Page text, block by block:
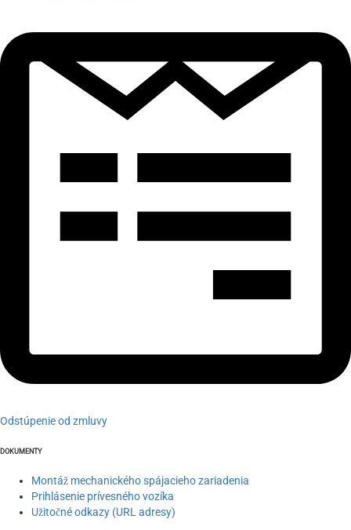
Odstúpenie od zmluvy
DOKUMENTY
Montáž mechanického spájacieho zariadenia
Prihlásenie prívesného vozíka
Užitočné odkazy (URL adresy)